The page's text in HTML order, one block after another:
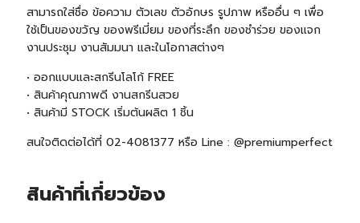
สามารถใส่ชื่อ ข้อความ ตัวเลข ตัวอักษร รูปภาพ หรืออื่น ๆ เพื่อ
ใช้เป็นของขวัญ ของพรีเมี่ยม ของที่ระลึก ของชำร่วย ของแจก
งานประชุม งานสัมมนา และในโอกาสต่างๆ
• ออกแบบและสกรีนโลโก้ FREE
• สินค้าคุณภาพดี งานสกรีนสวย
• สินค้ามีSTOCK เริ่มต้นผลิต 1 ชิ้น
สนใจติดต่อได้ที่ 02-4081377 หรือ Line : @premiumperfect
สินค้าที่เกี่ยวข้อง